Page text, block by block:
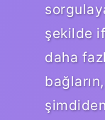
şekilde
daha